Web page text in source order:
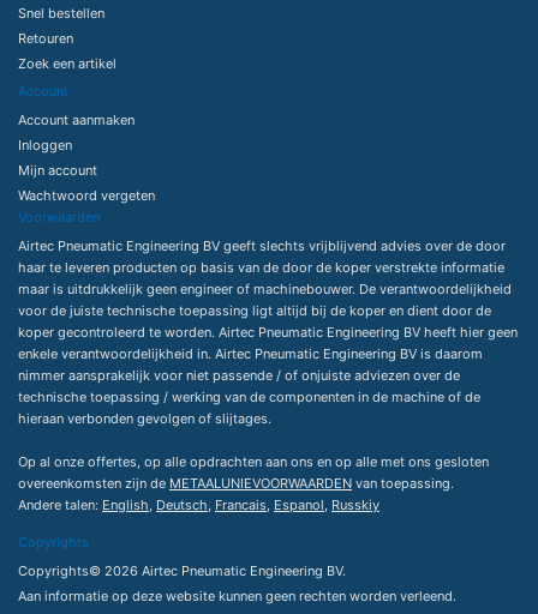
Snel bestellen
Retouren
Zoek een artikel
Account
Account aanmaken
Inloggen
Mijn account
Wachtwoord vergeten
Voorwaarden
Airtec Pneumatic Engineering BV geeft slechts vrijblijvend advies over de door
haar te leveren producten op basis van de door de koper verstrekte informatie
maar is uitdrukkelijk geen engineer of machinebouwer. De verantwoordelijkheid
voor de juiste technische toepassing ligt altijd bij de koper en dient door de
koper gecontroleerd te worden. Airtec Pneumatic Engineering BV heeft hier geen
enkele verantwoordelijkheid in. Airtec Pneumatic Engineering BV is daarom
nimmer aansprakelijk voor niet passende / of onjuiste adviezen over de
technische toepassing / werking van de componenten in de machine of de
hieraan verbonden gevolgen of slijtages.
Op al onze offertes, op alle opdrachten aan ons en op alle met ons gesloten
overeenkomsten zijn de METAALUNIEVOORWAARDEN van toepassing.
Andere talen: English, Deutsch, Francais, Espanol, Russkiy
Copyrights
Copyrights© 2026 Airtec Pneumatic Engineering BV.
Aan informatie op deze website kunnen geen rechten worden verleend.